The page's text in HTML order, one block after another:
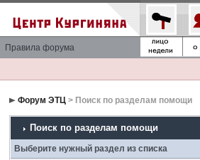
Правила форума
Форум ЭТЦ > Поиск по разделам помощи
Поиск по разделам помощи
Выберите нужный раздел из списка